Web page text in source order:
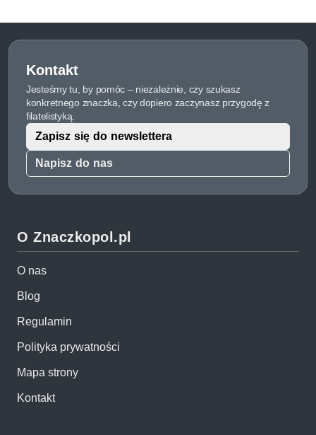
Kontakt
Jesteśmy tu, by pomóc – niezależnie, czy szukasz
konkretnego znaczka, czy dopiero zaczynasz przygodę z
filatelistyką.
Napisz do nas
Zapisz się do newslettera
O Znaczkopol.pl
O nas
Blog
Regulamin
Polityka prywatności
Mapa strony
Kontakt